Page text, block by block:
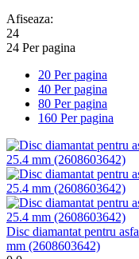
Afiseaza:
24
24 Per pagina
20 Per pagina
40 Per pagina
80 Per pagina
160 Per pagina
Disc diamantat pentru
mm (2608603642)